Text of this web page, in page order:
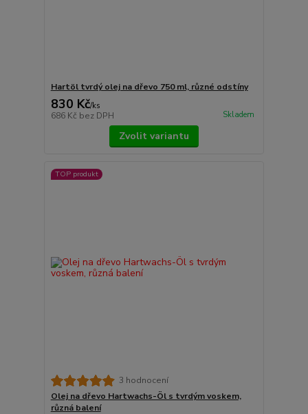
Hartöl tvrdý olej na dřevo 750 ml, různé odstíny
830 Kč/ks
686 Kč bez DPH Skladem
Zvolit variantu
TOP produkt
3 hodnocení
Olej na dřevo Hartwachs-Öl s tvrdým voskem,
různá balení